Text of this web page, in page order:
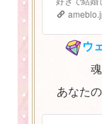
ウ
あなた